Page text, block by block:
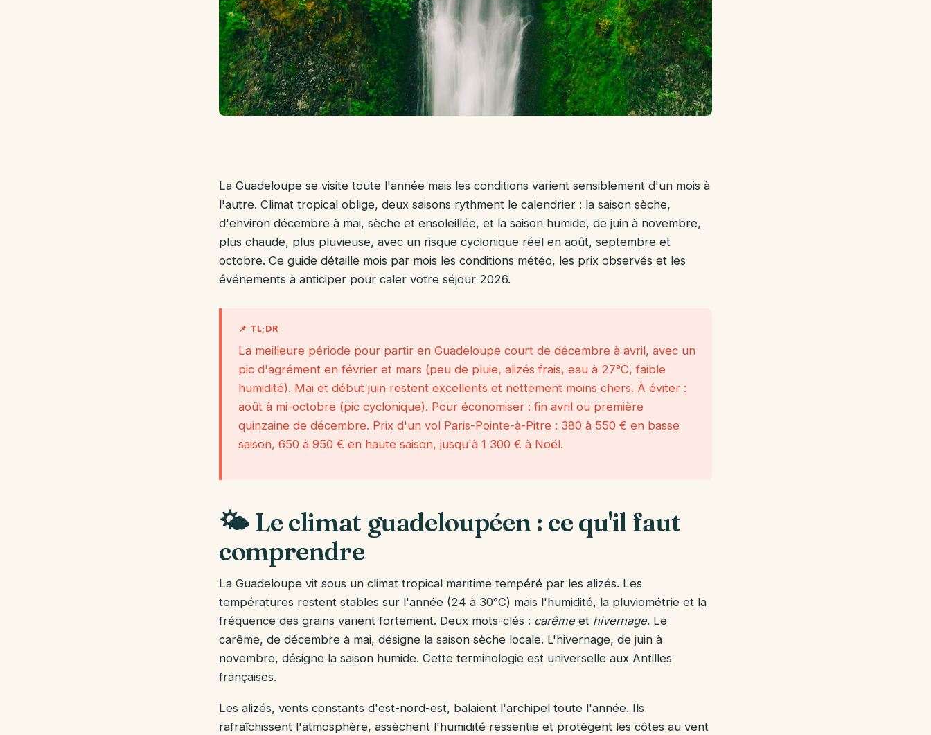
La Guadeloupe se visite toute l'année mais les conditions varient sensiblement d'un mois à
l'autre. Climat tropical oblige, deux saisons rythment le calendrier : la saison sèche,
d'environ décembre à mai, sèche et ensoleillée, et la saison humide, de juin à novembre,
plus chaude, plus pluvieuse, avec un risque cyclonique réel en août, septembre et
octobre. Ce guide détaille mois par mois les conditions météo, les prix observés et les
événements à anticiper pour caler votre séjour 2026.
📌 TL;DR
La meilleure période pour partir en Guadeloupe court de décembre à avril, avec un
pic d'agrément en février et mars (peu de pluie, alizés frais, eau à 27°C, faible
humidité). Mai et début juin restent excellents et nettement moins chers. À éviter :
août à mi-octobre (pic cyclonique). Pour économiser : fin avril ou première
quinzaine de décembre. Prix d'un vol Paris-Pointe-à-Pitre : 380 à 550 € en basse
saison, 650 à 950 € en haute saison, jusqu'à 1 300 € à Noël.
🌤️ Le climat guadeloupéen : ce qu'il faut
comprendre
La Guadeloupe vit sous un climat tropical maritime tempéré par les alizés. Les
températures restent stables sur l'année (24 à 30°C) mais l'humidité, la pluviométrie et la
fréquence des grains varient fortement. Deux mots-clés : carêmeet hivernage. Le
carême, de décembre à mai, désigne la saison sèche locale. L'hivernage, de juin à
novembre, désigne la saison humide. Cette terminologie est universelle aux Antilles
françaises.
Les alizés, vents constants d'est-nord-est, balaient l'archipel toute l'année. Ils
rafraîchissent l'atmosphère, assèchent l'humidité ressentie et protègent les côtes au vent